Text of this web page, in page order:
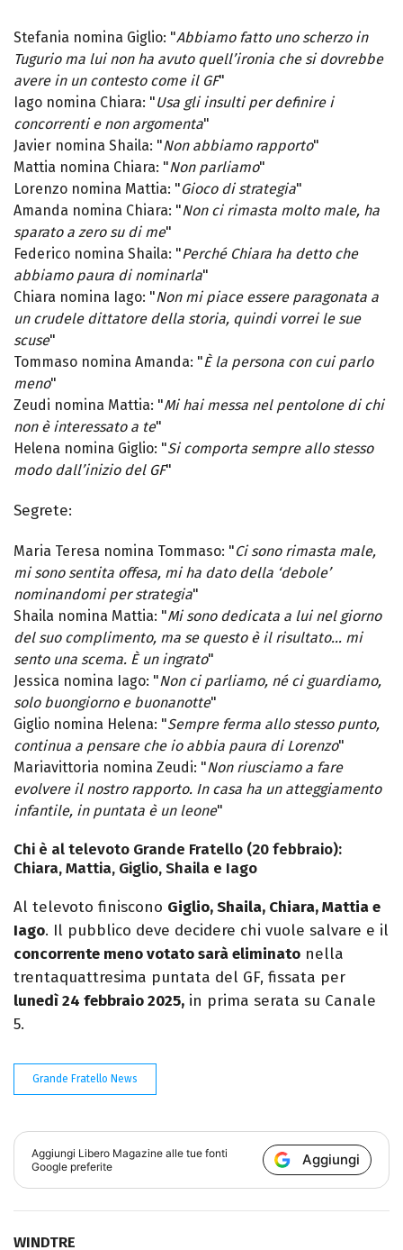
Stefania nomina Giglio: "Abbiamo fatto uno scherzo in
Tugurio ma lui non ha avuto quell’ironia che si dovrebbe
avere in un contesto come il GF"
Iago nomina Chiara: "Usa gli insulti per definire i
concorrenti e non argomenta"
Javier nomina Shaila: "Non abbiamo rapporto"
Mattia nomina Chiara: "Non parliamo"
Lorenzo nomina Mattia: "Gioco di strategia"
Amanda nomina Chiara: "Non ci rimasta molto male, ha
sparato a zero su di me"
Federico nomina Shaila: "Perché Chiara ha detto che
abbiamo paura di nominarla"
Chiara nomina Iago: "Non mi piace essere paragonata a
un crudele dittatore della storia, quindi vorrei le sue
scuse"
Tommaso nomina Amanda: "È la persona con cui parlo
meno"
Zeudi nomina Mattia: "Mi hai messa nel pentolone di chi
non è interessato a te"
Helena nomina Giglio: "Si comporta sempre allo stesso
modo dall’inizio del GF"
Segrete:
Maria Teresa nomina Tommaso: "Ci sono rimasta male,
mi sono sentita offesa, mi ha dato della ‘debole’
nominandomi per strategia"
Shaila nomina Mattia: "Mi sono dedicata a lui nel giorno
del suo complimento, ma se questo è il risultato… mi
sento una scema. È un ingrato"
Jessica nomina Iago: "Non ci parliamo, né ci guardiamo,
solo buongiorno e buonanotte"
Giglio nomina Helena: "Sempre ferma allo stesso punto,
continua a pensare che io abbia paura di Lorenzo"
Mariavittoria nomina Zeudi: "Non riusciamo a fare
evolvere il nostro rapporto. In casa ha un atteggiamento
infantile, in puntata è un leone"
Chi è al televoto Grande Fratello (20 febbraio):
Chiara, Mattia, Giglio, Shaila e Iago
Al televoto finiscono Giglio, Shaila, Chiara, Mattia e
Iago. Il pubblico deve decidere chi vuole salvare e il
concorrente meno votato sarà eliminato nella
trentaquattresima puntata del GF, fissata per
lunedì 24 febbraio 2025, in prima serata su Canale
5.
Grande Fratello News
Aggiungi Libero Magazine alle tue fonti
Google preferite
Aggiungi
WINDTRE